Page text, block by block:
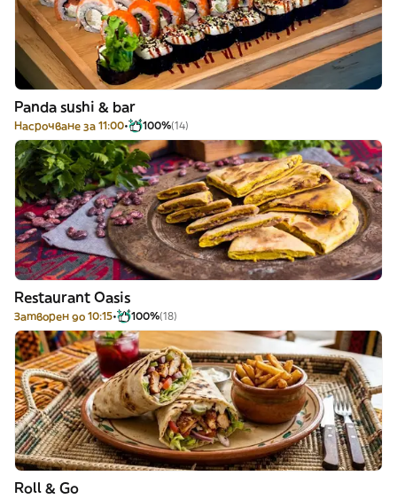
Panda sushi & bar
Насрочване за 11:00 100%(14)
Restaurant Oasis
Затворен до 10:15 100%(18)
Roll & Go